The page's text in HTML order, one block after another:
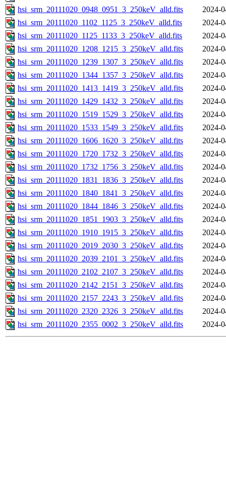
hsi_srm_20111020_0948_0951_3_250keV_alld.fits
2024-
hsi_srm_20111020_1102_1125_3_250keV_alld.fits
2024-
hsi_srm_20111020_1125_1133_3_250keV_alld.fits
2024-
hsi_srm_20111020_1208_1215_3_250keV_alld.fits
2024-
hsi_srm_20111020_1239_1307_3_250keV_alld.fits
2024-
hsi_srm_20111020_1344_1357_3_250keV_alld.fits
2024-
hsi_srm_20111020_1413_1419_3_250keV_alld.fits
2024-
hsi_srm_20111020_1429_1432_3_250keV_alld.fits
2024-
hsi_srm_20111020_1519_1529_3_250keV_alld.fits
2024-
hsi_srm_20111020_1533_1549_3_250keV_alld.fits
2024-
hsi_srm_20111020_1606_1620_3_250keV_alld.fits
2024-
hsi_srm_20111020_1720_1732_3_250keV_alld.fits
2024-
hsi_srm_20111020_1732_1756_3_250keV_alld.fits
2024-
hsi_srm_20111020_1831_1836_3_250keV_alld.fits
2024-
hsi_srm_20111020_1840_1841_3_250keV_alld.fits
2024-
hsi_srm_20111020_1844_1846_3_250keV_alld.fits
2024-
hsi_srm_20111020_1851_1903_3_250keV_alld.fits
2024-
hsi_srm_20111020_1910_1915_3_250keV_alld.fits
2024-
hsi_srm_20111020_2019_2030_3_250keV_alld.fits
2024-
hsi_srm_20111020_2039_2101_3_250keV_alld.fits
2024-
hsi_srm_20111020_2102_2107_3_250keV_alld.fits
2024-
hsi_srm_20111020_2142_2151_3_250keV_alld.fits
2024-
hsi_srm_20111020_2157_2243_3_250keV_alld.fits
2024-
hsi_srm_20111020_2320_2326_3_250keV_alld.fits
2024-
hsi_srm_20111020_2355_0002_3_250keV_alld.fits
2024-